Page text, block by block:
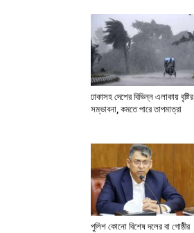
ঢাকাসহ দেশের বিভিন্ন এলাকায় বৃষ্টির
সম্ভাবনা, কমতে পারে তাপমাত্রা
পুলিশ কোনো বিশেষ দলের বা গোষ্ঠীর